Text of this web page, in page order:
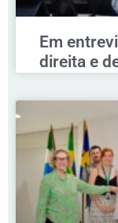
Em
direita e